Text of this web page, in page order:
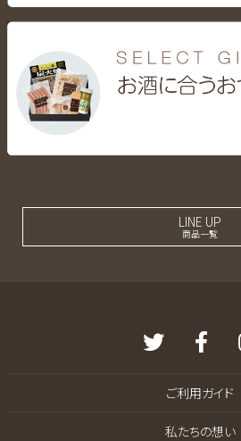
LINE UP
商品一覧
ご利用ガイド
私たちの想い